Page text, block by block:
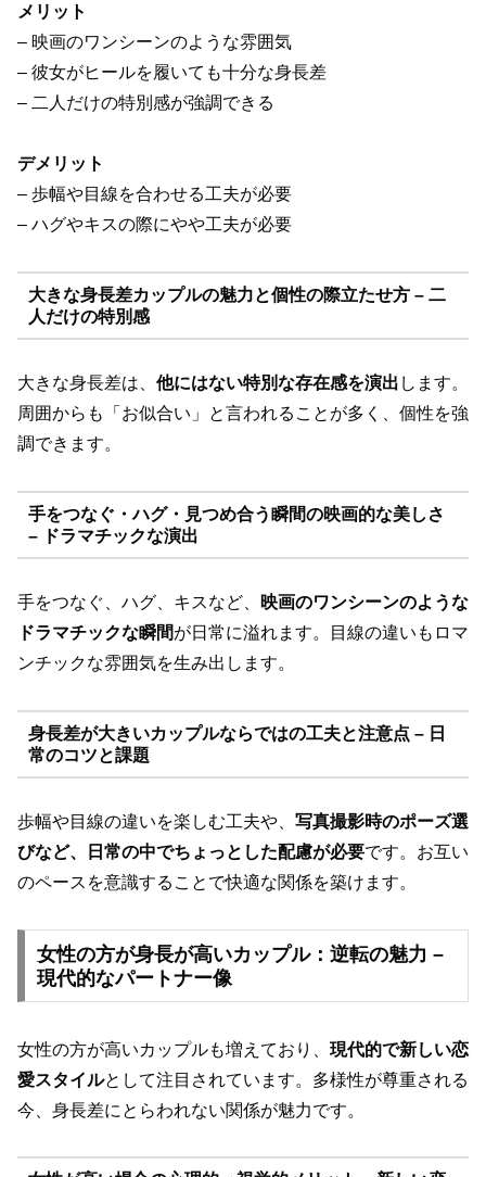
メリット
– 映画のワンシーンのような雰囲気
– 彼女がヒールを履いても十分な身長差
– 二人だけの特別感が強調できる
デメリット
– 歩幅や目線を合わせる工夫が必要
– ハグやキスの際にやや工夫が必要
大きな身長差カップルの魅力と個性の際立たせ方 – 二
人だけの特別感
大きな身長差は、 他にはない特別な存在感を演出 します。
周囲からも「お似合い」と言われることが多く、個性を強
調できます。
手をつなぐ・ハグ・見つめ合う瞬間の映画的な美しさ
– ドラマチックな演出
手をつなぐ、ハグ、キスなど、
映画のワンシーンのような
ドラマチックな瞬間が日常に溢れます。目線の違いもロマ
ンチックな雰囲気を生み出します。
身長差が大きいカップルならではの工夫と注意点 – 日
常のコツと課題
歩幅や目線の違いを楽しむ工夫や、 写真撮影時のポーズ選
びなど、日常の中でちょっとした配慮が必要です。お互い
のペースを意識することで快適な関係を築けます。
女性の方が身長が高いカップル：逆転の魅力 –
現代的なパートナー像
女性の方が高いカップルも増えており、 現代的で新しい恋
愛スタイルとして注目されています。多様性が尊重される
今、身長差にとらわれない関係が魅力です。